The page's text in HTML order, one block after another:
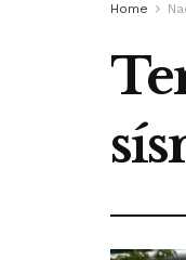
Home